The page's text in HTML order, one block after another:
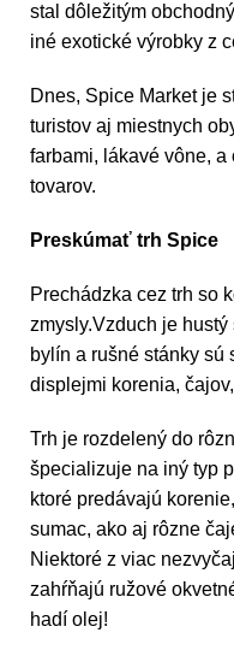
stal dôležitým
iné exotické výrobky z
Dnes, Spice Market je
turistov aj miestnych
farbami, lákavé vône,
tovarov.
Preskúmať trh Spice
Prechádzka cez trh so
zmysly.Vzduch je
bylín a rušné stánky sú
displejmi korenia,
Trh je rozdelený do
špecializuje na iný typ
ktoré predávajú
sumac, ako aj rôzne
Niektoré z viac
zahŕňajú ružové
hadí olej!